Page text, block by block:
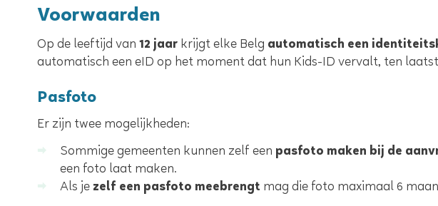
Voorwaarden
Op de leeftijd van 12 jaar krijgt elke Belg automatisch een
automatisch een eID op het moment dat hun Kids-ID vervalt, ten
Pasfoto
Er zijn twee mogelijkheden:
Sommige gemeenten kunnen zelf een pasfoto maken bij de
een foto laat maken.
Als je zelf een pasfoto meebrengt mag die foto maximaal 6